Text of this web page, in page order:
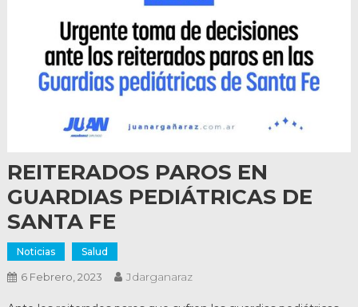
REITERADOS PAROS EN
GUARDIAS PEDIÁTRICAS DE
SANTA FE
Noticias Salud
6 Febrero, 2023 Jdarganaraz